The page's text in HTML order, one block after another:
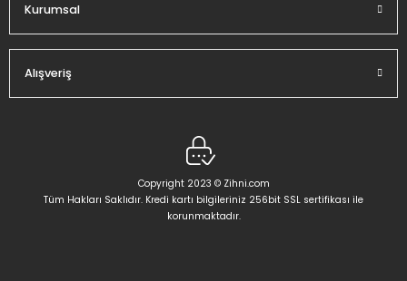
Kurumsal
Alışveriş
Copyright 2023 © Zihni.com
Tüm Hakları Saklıdır. Kredi kartı bilgileriniz 256bit SSL sertifikası ile
korunmaktadır.